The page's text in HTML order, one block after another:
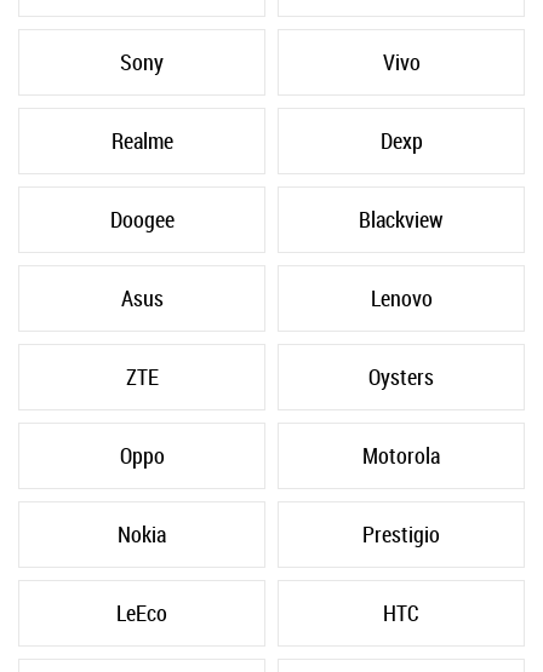
Sony Vivo
Realme Dexp
Doogee Blackview
Asus Lenovo
ZTE Oysters
Oppo Motorola
Nokia Prestigio
LeEco HTC